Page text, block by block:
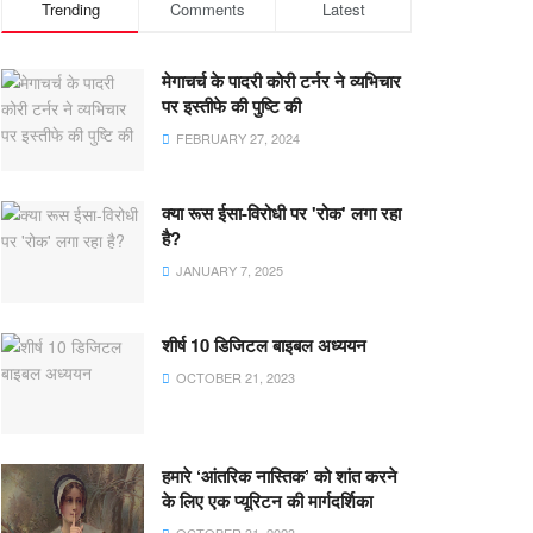
Trending Comments Latest
मेगाचर्च के पादरी कोरी टर्नर ने व्यभिचार
पर इस्तीफे की पुष्टि की
FEBRUARY 27, 2024
क्या रूस ईसा-विरोधी पर 'रोक' लगा रहा
है?
JANUARY 7, 2025
शीर्ष 10 डिजिटल बाइबल अध्ययन
OCTOBER 21, 2023
हमारे ‘आंतरिक नास्तिक’ को शांत करने
के लिए एक प्यूरिटन की मार्गदर्शिका